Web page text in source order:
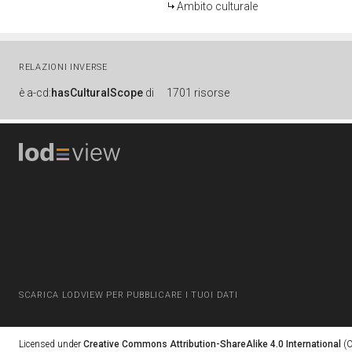
Ambito culturale
RELAZIONI INVERSE
è a-cd:hasCulturalScope di 1701 risorse
SCARICA LODVIEW PER PUBBLICARE I TUOI DATI
Licensed under Creative Commons Attribution-ShareAlike 4.0 International